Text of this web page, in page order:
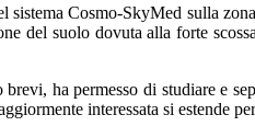
sistema Cosmo-SkyMed sulla
del suolo dovuta alla forte
ha permesso di studiare e
interessata si estende